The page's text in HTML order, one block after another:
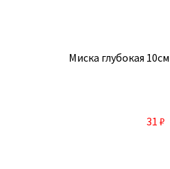
Миска глубокая
31 ₽